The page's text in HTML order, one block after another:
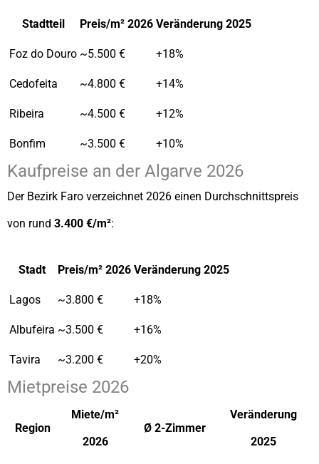
Stadtteil Preis/m² 2026 Veränderung 2025
Foz do Douro ~5.500 € +18%
Cedofeita ~4.800 € +14%
Ribeira ~4.500 € +12%
Bonfim ~3.500 € +10%
Kaufpreise an der Algarve 2026
Der Bezirk Faro verzeichnet 2026 einen Durchschnittspreis
von rund 3.400 €/m²:
Stadt Preis/m² 2026 Veränderung 2025
Lagos ~3.800 € +18%
Albufeira ~3.500 € +16%
Tavira ~3.200 € +20%
Mietpreise 2026
Region
Miete/m²
2026
Ø 2-Zimmer
Veränderung
2025